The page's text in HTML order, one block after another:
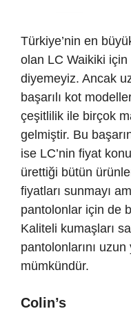
Türkiye’nin en
olan LC Waikiki için
diyemeyiz. Ancak
başarılı kot
çeşitlilik ile birçok
gelmiştir. Bu
ise LC’nin fiyat
ürettiği bütün
fiyatları sunmayı
pantolonlar için de
Kaliteli kumaşları
pantolonlarını
mümkündür.
Colin’s